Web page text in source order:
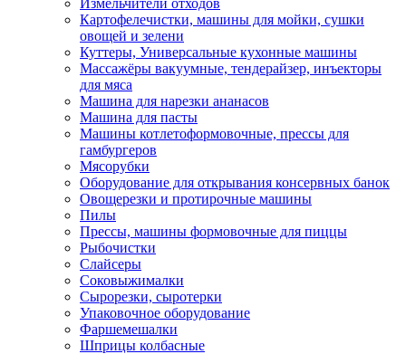
Картофелечистки, машины для мойки, сушки
овощей и зелени
Куттеры, Универсальные кухонные машины
Массажёры вакуумные, тендерайзер, инъекторы
для мяса
Машина для нарезки ананасов
Машина для пасты
Машины котлетоформовочные, прессы для
гамбургеров
Мясорубки
Оборудование для открывания консервных банок
Овощерезки и протирочные машины
Пилы
Прессы, машины формовочные для пиццы
Рыбочистки
Слайсеры
Соковыжималки
Сырорезки, сыротерки
Упаковочное оборудование
Фаршемешалки
Шприцы колбасные